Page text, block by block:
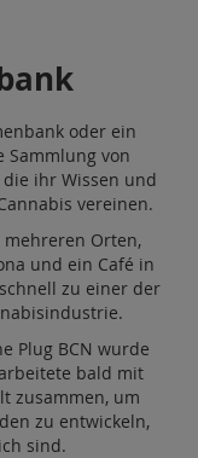
oder ein
Sammlung von
ihr Wissen und
vereinen.
mehreren Orten,
und ein Café in
zu einer der
Plug BCN wurde
bald mit
zusammen, um
zu entwickeln,
sind.